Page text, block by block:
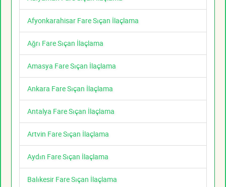
Afyonkarahisar Fare Sıçan İlaçlama
Ağrı Fare Sıçan İlaçlama
Amasya Fare Sıçan İlaçlama
Ankara Fare Sıçan İlaçlama
Antalya Fare Sıçan İlaçlama
Artvin Fare Sıçan İlaçlama
Aydın Fare Sıçan İlaçlama
Balıkesir Fare Sıçan İlaçlama